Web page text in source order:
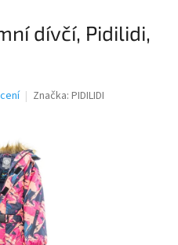
dívčí, Pidilidi,
Značka: PIDILIDI